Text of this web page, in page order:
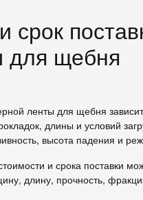
срок
для щебня
ленты для щебня
длины и условий
высота падения и
и срока поставки
длину, прочность,